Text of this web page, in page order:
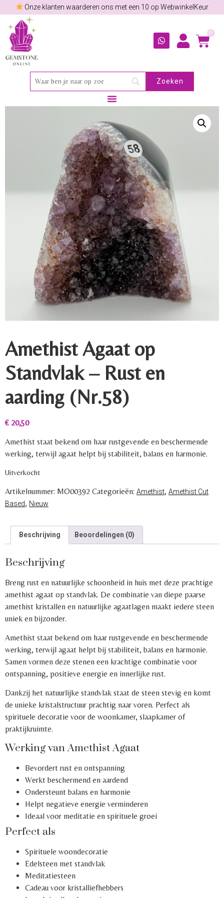
Onze klanten waarderen ons met een 10 op WebwinkelKeur
0
Amethist Agaat op
Standvlak – Rust en
aarding (Nr.58)
€ 20,50
Amethist staat bekend om haar rustgevende en beschermende
werking, terwijl agaat helpt bij stabiliteit, balans en harmonie.
Uitverkocht
Artikelnummer: MO00392 Categorieën: Amethist, Amethist Cut
Based, Nieuw
Beschrijving Beoordelingen (0)
Beschrijving
Breng rust en natuurlijke schoonheid in huis met deze prachtige
amethist agaat op standvlak. De combinatie van diepe paarse
amethist kristallen en natuurlijke agaatlagen maakt iedere steen
uniek en bijzonder.
Amethist staat bekend om haar rustgevende en beschermende
werking, terwijl agaat helpt bij stabiliteit, balans en harmonie.
Samen vormen deze stenen een krachtige combinatie voor
ontspanning, positieve energie en innerlijke rust.
Dankzij het natuurlijke standvlak staat de steen stevig en komt
de unieke kristalstructuur prachtig naar voren. Perfect als
spirituele decoratie voor de woonkamer, slaapkamer of
praktijkruimte.
Werking van Amethist Agaat
Bevordert rust en ontspanning
Werkt beschermend en aardend
Ondersteunt balans en harmonie
Helpt negatieve energie verminderen
Ideaal voor meditatie en spirituele groei
Perfect als
Spirituele woondecoratie
Edelsteen met standvlak
Meditatiesteen
Cadeau voor kristalliefhebbers